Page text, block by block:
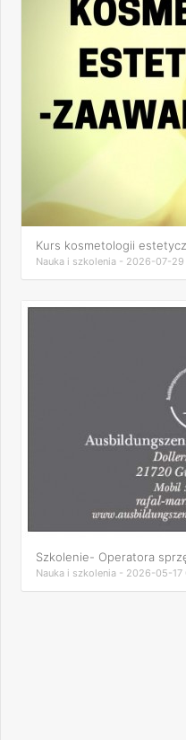
Kurs kosmetologii
Nauka i szkolenia - 2026-07-29
Szkolenie- Operatora
Nauka i szkolenia - 2026-05-17